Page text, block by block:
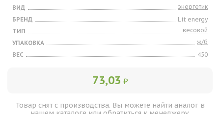
ВИД
энергетик
БРЕНД
Lit energy
ТИП
весовой
УПАКОВКА
ж/б
ВЕС
450
73,03 ₽
Товар снят с производства. Вы можете найти аналог в